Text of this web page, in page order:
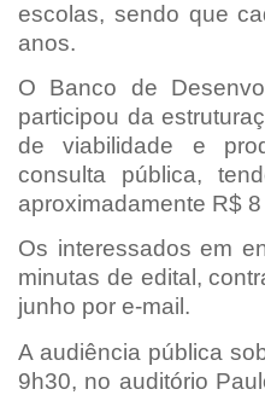
escolas, sendo que
anos.
O Banco de
participou da
de viabilidade e
consulta pública,
aproximadamente R$
Os interessados em
minutas de edital,
junho por e-mail.
A audiência pública
9h30, no auditório